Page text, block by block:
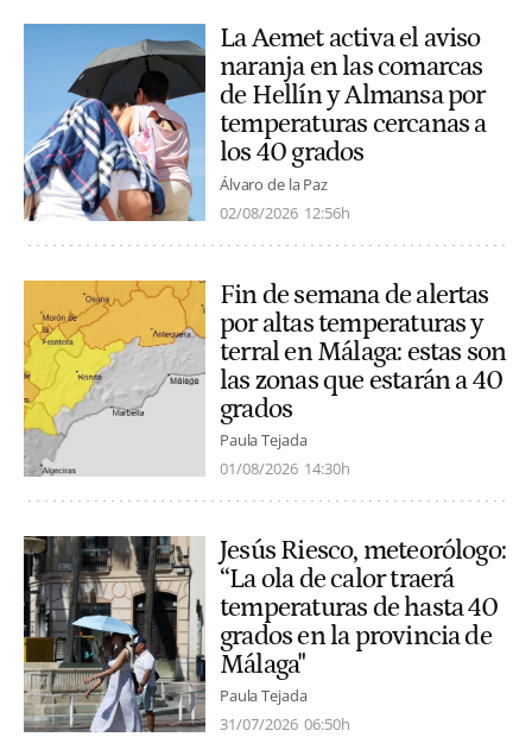
La Aemet activa el aviso
naranja en las comarcas
de Hellín y Almansa por
temperaturas cercanas a
los 40 grados
Álvaro de la Paz
02/08/2026 12:56h
Fin de semana de alertas
por altas temperaturas y
terral en Málaga: estas son
las zonas que estarán a 40
grados
Paula Tejada
01/08/2026 14:30h
Jesús Riesco, meteorólogo:
“La ola de calor traerá
temperaturas de hasta 40
grados en la provincia de
Málaga"
Paula Tejada
31/07/2026 06:50h